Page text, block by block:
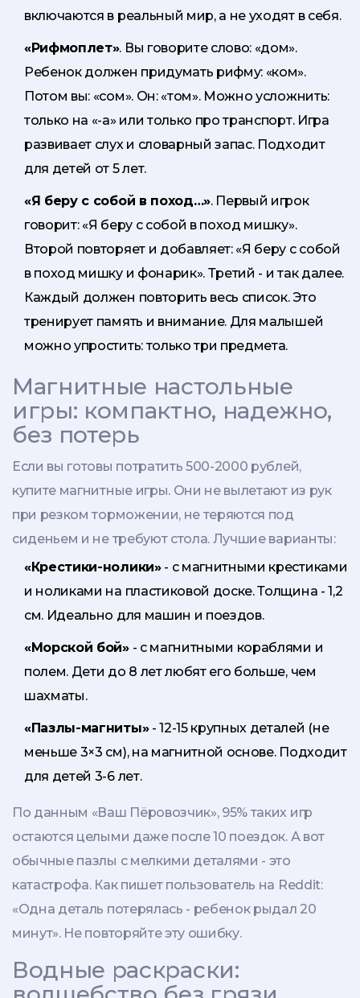
включаются в реальный мир, а не уходят в себя.
«Рифмоплет». Вы говорите слово: «дом».
Ребенок должен придумать рифму: «ком».
Потом вы: «сом». Он: «том». Можно усложнить:
только на «-а» или только про транспорт. Игра
развивает слух и словарный запас. Подходит
для детей от 5 лет.
«Я беру с собой в поход…». Первый игрок
говорит: «Я беру с собой в поход мишку».
Второй повторяет и добавляет: «Я беру с собой
в поход мишку и фонарик». Третий - и так далее.
Каждый должен повторить весь список. Это
тренирует память и внимание. Для малышей
можно упростить: только три предмета.
Магнитные настольные
игры: компактно, надежно,
без потерь
Если вы готовы потратить 500-2000 рублей,
купите магнитные игры. Они не вылетают из рук
при резком торможении, не теряются под
сиденьем и не требуют стола. Лучшие варианты:
«Крестики-нолики»- с магнитными крестиками
и ноликами на пластиковой доске. Толщина - 1,2
см. Идеально для машин и поездов.
«Морской бой»- с магнитными кораблями и
полем. Дети до 8 лет любят его больше, чем
шахматы.
«Пазлы-магниты»- 12-15 крупных деталей (не
меньше 3×3 см), на магнитной основе. Подходит
для детей 3-6 лет.
По данным «Ваш Пёровозчик», 95% таких игр
остаются целыми даже после 10 поездок. А вот
обычные пазлы с мелкими деталями - это
катастрофа. Как пишет пользователь на Reddit:
«Одна деталь потерялась - ребенок рыдал 20
минут». Не повторяйте эту ошибку.
Водные раскраски: